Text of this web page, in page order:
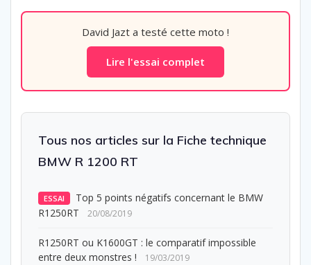
David Jazt a testé cette moto !
Lire l'essai complet
Tous nos articles sur la Fiche technique
BMW R 1200 RT
ESSAI
Top 5 points négatifs concernant le BMW
R1250RT
20/08/2019
R1250RT ou K1600GT : le comparatif impossible
entre deux monstres !
19/03/2019